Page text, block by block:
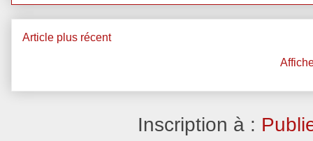
Article plus récent
Inscription à :